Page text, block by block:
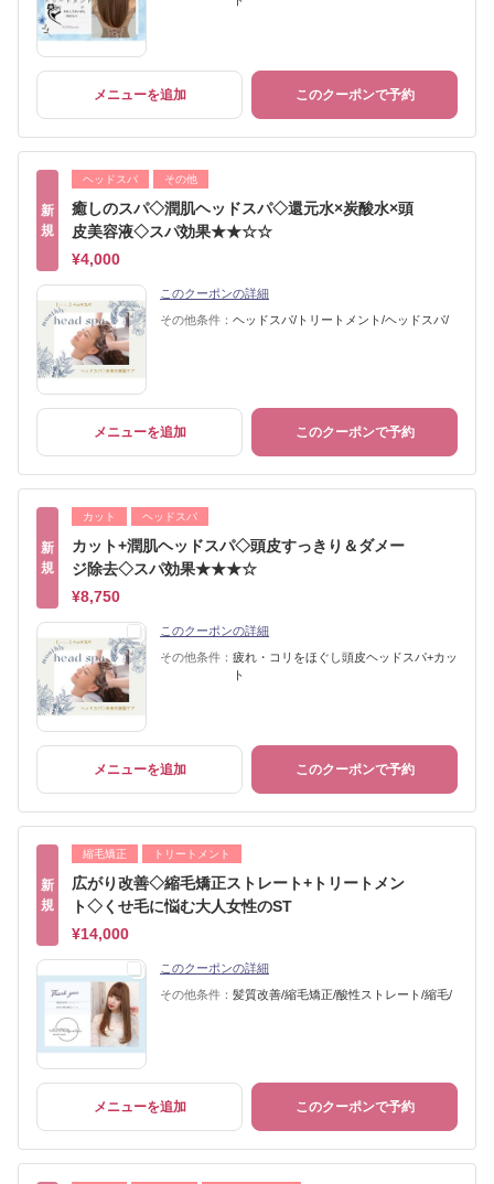
メニューを追加 このクーポンで予約
新
規
ヘッドスパ その他
癒しのスパ◇潤肌ヘッドスパ◇還元水×炭酸水×頭
皮美容液◇スパ効果★★☆☆
¥4,000
このクーポンの詳細
その他条件： ヘッドスパ/トリートメント/ヘッドスパ/
メニューを追加 このクーポンで予約
新
規
カット ヘッドスパ
カット+潤肌ヘッドスパ◇頭皮すっきり＆ダメー
ジ除去◇スパ効果★★★☆
¥8,750
このクーポンの詳細
その他条件： 疲れ・コリをほぐし頭皮ヘッドスパ+カッ
ト
メニューを追加 このクーポンで予約
新
規
縮毛矯正 トリートメント
広がり改善◇縮毛矯正ストレート+トリートメン
ト◇くせ毛に悩む大人女性のST
¥14,000
このクーポンの詳細
その他条件： 髪質改善/縮毛矯正/酸性ストレート/縮毛/
メニューを追加 このクーポンで予約